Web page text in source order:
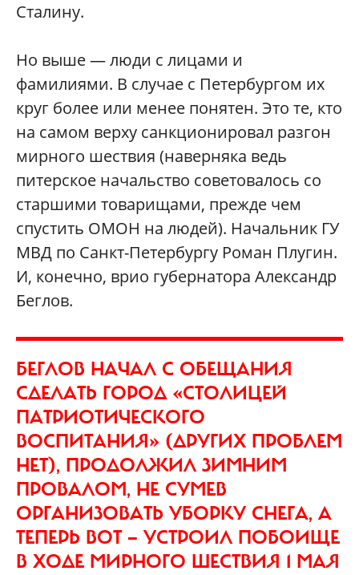
Сталину.
Но выше — люди с лицами и
фамилиями. В случае с Петербургом их
круг более или менее понятен. Это те, кто
на самом верху санкционировал разгон
мирного шествия (наверняка ведь
питерское начальство советовалось со
старшими товарищами, прежде чем
спустить ОМОН на людей). Начальник ГУ
МВД по Санкт-Петербургу Роман Плугин.
И, конечно, врио губернатора Александр
Беглов.
БЕГЛОВ НАЧАЛ С ОБЕЩАНИЯ
СДЕЛАТЬ ГОРОД «СТОЛИЦЕЙ
ПАТРИОТИЧЕСКОГО
ВОСПИТАНИЯ» (ДРУГИХ ПРОБЛЕМ
НЕТ), ПРОДОЛЖИЛ ЗИМНИМ
ПРОВАЛОМ, НЕ СУМЕВ
ОРГАНИЗОВАТЬ УБОРКУ СНЕГА, А
ТЕПЕРЬ ВОТ — УСТРОИЛ ПОБОИЩЕ
В ХОДЕ МИРНОГО ШЕСТВИЯ 1 МАЯ